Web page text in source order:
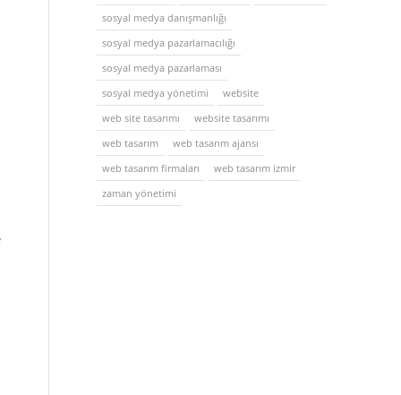
sosyal medya danışmanlığı
sosyal medya pazarlamacılığı
sosyal medya pazarlaması
sosyal medya yönetimi
website
web site tasarımı
website tasarımı
web tasarım
web tasarım ajansı
web tasarım firmaları
web tasarım izmir
zaman yönetimi